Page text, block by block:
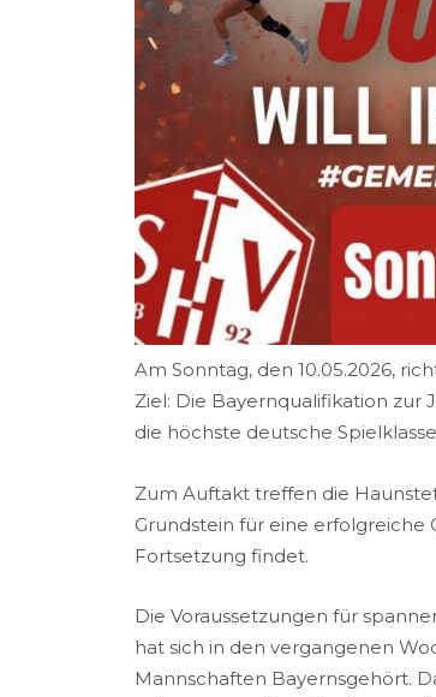
Am Sonntag, den 10.05.2026,
Ziel: Die Bayernqualifikation zur
die höchste deutsche
Zum Auftakt treffen die
Grundstein für eine erfolgreiche
Fortsetzung findet.
Die Voraussetzungen für
hat sich in den vergangenen
Mannschaften Bayernsgehört.